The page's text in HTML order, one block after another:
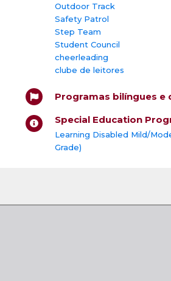
Outdoor Track
Safety Patrol
Step Team
Student Council
cheerleading
clube de leitores
Programas bilíngues e
Special Education
Learning Disabled Mild/
Grade)